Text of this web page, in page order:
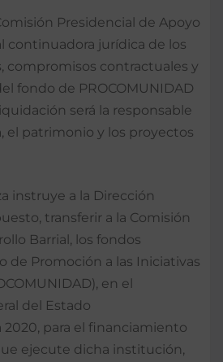
Presidencial de Apoyo
continuadora jurídica de los
compromisos contractuales y
fondo de PROCOMUNIDAD
será la responsable
el patrimonio y los proyectos
instruye a la Dirección
transferir a la Comisión
Barrial, los fondos
de Promoción a las Iniciativas
en el
del Estado
para el financiamiento
ejecute dicha institución,